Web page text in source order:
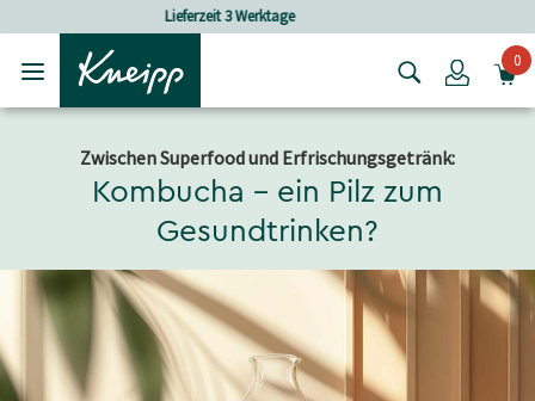
Skip to main content
Skip to footer contentVersandkostenfrei ab 30 € Bestellwert
Login0
Zwischen Superfood und Erfrischungsgetränk:
Kombucha – ein Pilz zum
Gesundtrinken?